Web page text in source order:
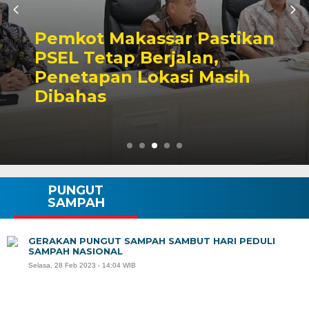
Pemkot Makassar Pastikan
PSEL Tetap Berjalan,
Penetapan Lokasi Masih
Dibahas
PUNGUT
SAMPAH
GERAKAN PUNGUT SAMPAH SAMBUT HARI PEDULI
SAMPAH NASIONAL
Selasa, 28 Feb 2023 - 14:04 WIB